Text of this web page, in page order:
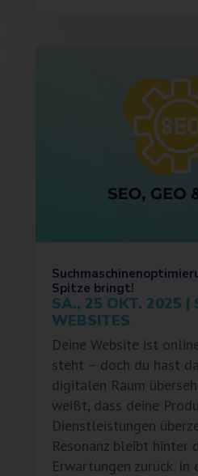
Spitze bringt!
SA., 25 OKT. 2025 |
WEBSITES
Deine Website ist
steht – doch du hast
digitalen Raum
weißt, dass deine
Dienstleistungen
Resonanz bleibt hinter
Erwartungen zurück. In